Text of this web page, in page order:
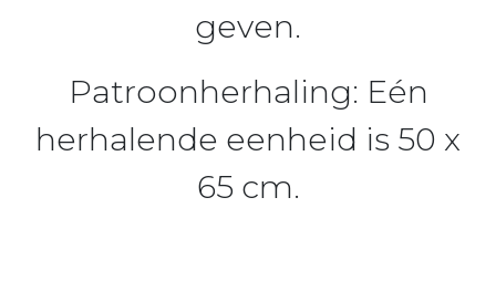
geven.
Patroonherhaling: Eén
herhalende eenheid is 50 x
65 cm.